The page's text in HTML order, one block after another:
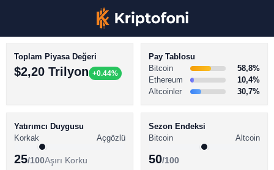
BİTCOİN HABERLERİ
ALTCOİN HABERLERİ
Toplam Piyasa Değeri
$2,20 Trilyon +0.44%
Pay Tablosu
Bitcoin
58,8%
Ethereum
10,4%
Altcoinler
30,7%
Yatırımcı Duygusu
Korkak
Açgözlü
25/100Aşırı Korku
Sezon Endeksi
Bitcoin
Altcoin
50/100